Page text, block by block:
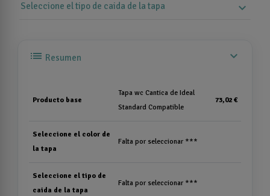
Seleccione el tipo de caida de la tapa expand_more
list Resumen expand_more
Producto base
Tapa wc Cantica de Ideal
Standard Compatible
73,02 €
Seleccione el color de
la tapa
Falta por seleccionar ***
Seleccione el tipo de
caida de la tapa
Falta por seleccionar ***